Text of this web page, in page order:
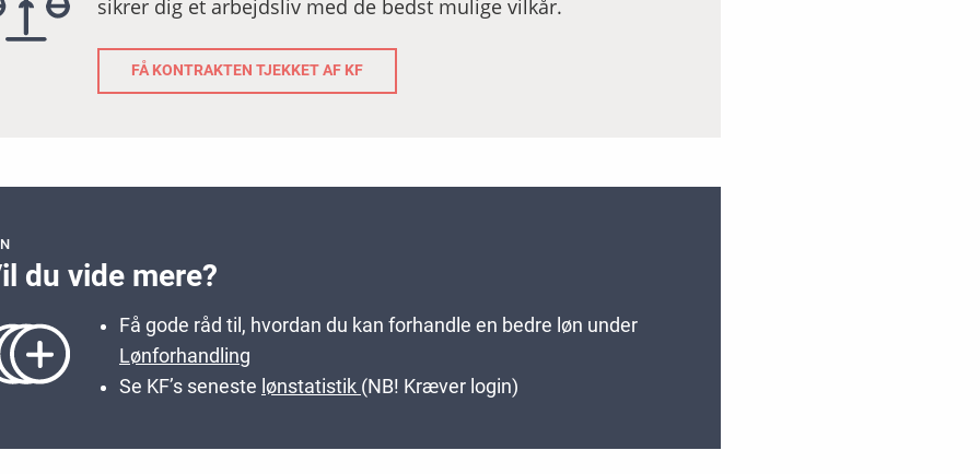
sikrer dig et arbejdsliv med de bedst mulige vilkår.
FÅ KONTRAKTEN TJEKKET AF KF
du vide mere?
Få gode råd til, hvordan du kan forhandle en bedre løn under
Lønforhandling
Se KF’s seneste lønstatistik (NB! Kræver login)